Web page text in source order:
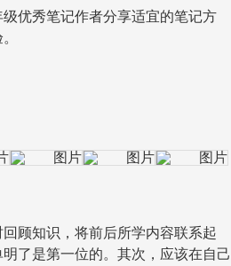
优秀笔记作者分享适宜的笔记方
顾知识，将前后所学内容联系起
了是第一位的。其次，应该在自己